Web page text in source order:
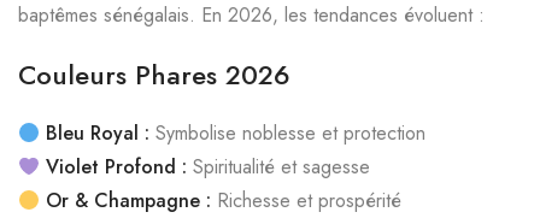
baptêmes sénégalais. En 2026, les tendances évoluent :
Couleurs Phares 2026
Bleu Royal : Symbolise noblesse et protection
Violet Profond : Spiritualité et sagesse
Or & Champagne : Richesse et prospérité